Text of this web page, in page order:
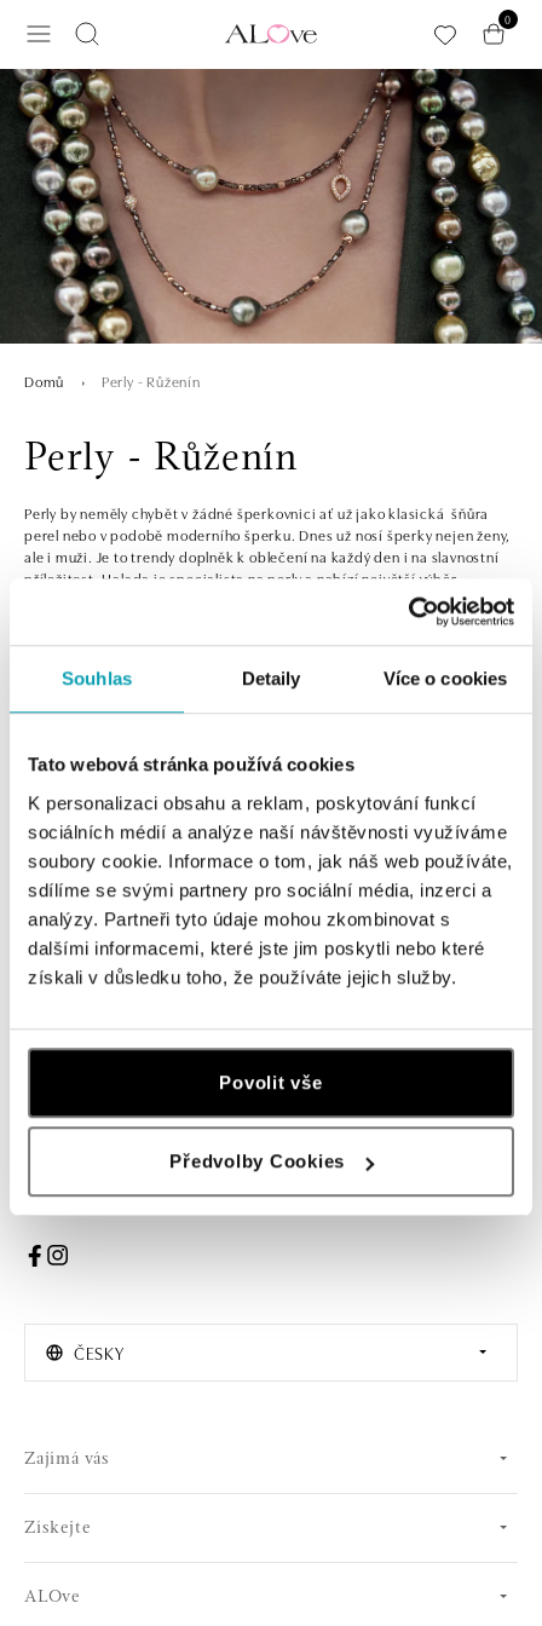
Souhlas Detaily Více o cookies
Tato webová stránka používá cookies
K personalizaci obsahu a reklam, poskytování funkcí
sociálních médií a analýze naší návštěvnosti využíváme
soubory cookie. Informace o tom, jak náš web používáte,
sdílíme se svými partnery pro sociální média, inzerci a
analýzy. Partneři tyto údaje mohou zkombinovat s
dalšími informacemi, které jste jim poskytli nebo které
získali v důsledku toho, že používáte jejich služby.
Povolit vše
Předvolby Cookies
0
Domů Perly - Růženín
Perly - Růženín
Perly by neměly chybět v žádné šperkovnici ať už jako klasická šňůra
perel nebo v podobě moderního šperku. Dnes už nosí šperky nejen ženy,
ale i muži. Je to trendy doplněk k oblečení na každý den i na slavnostní
příležitost. Halada je specialista na perly a nabízí největší výběr
V katalogu nejsou žádné produkty.
Přihlaste se k odběru newsletteru
Žena
Muž
ČESKY
Zajímá vás
Získejte
ALOve